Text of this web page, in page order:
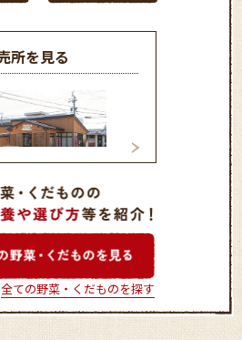
所を見る
ーズマーケット中
ファーマーズマー
部店
全ての野菜・くだものを探す